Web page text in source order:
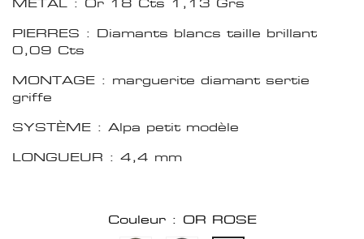
PIERRES : Diamants blancs taille brillant
0,09 Cts
MONTAGE : marguerite diamant sertie
griffe
SYSTÈME : Alpa petit modèle
LONGUEUR : 4,4 mm
Couleur : OR ROSE